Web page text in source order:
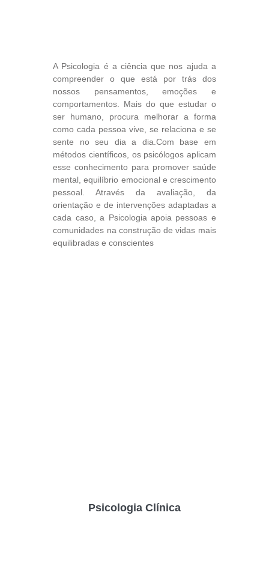
A Psicologia é a ciência que nos ajuda a
compreender o que está por trás dos
nossos pensamentos, emoções e
comportamentos. Mais do que estudar o
ser humano, procura melhorar a forma
como cada pessoa vive, se relaciona e se
sente no seu dia a dia.Com base em
métodos científicos, os psicólogos aplicam
esse conhecimento para promover saúde
mental, equilíbrio emocional e crescimento
pessoal. Através da avaliação, da
orientação e de intervenções adaptadas a
cada caso, a Psicologia apoia pessoas e
comunidades na construção de vidas mais
equilibradas e conscientes
Psicologia Clínica